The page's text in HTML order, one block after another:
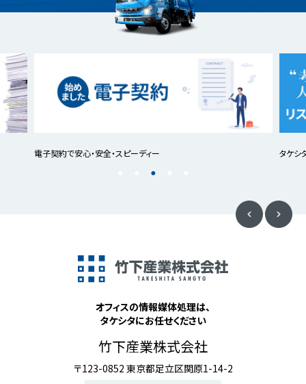
電子契約で安心・安全・スピーディー タケシ
オフィスの情報媒体処理は、
タケシタにお任せください
竹下産業株式会社
〒123-0852 東京都足立区関原1-14-2